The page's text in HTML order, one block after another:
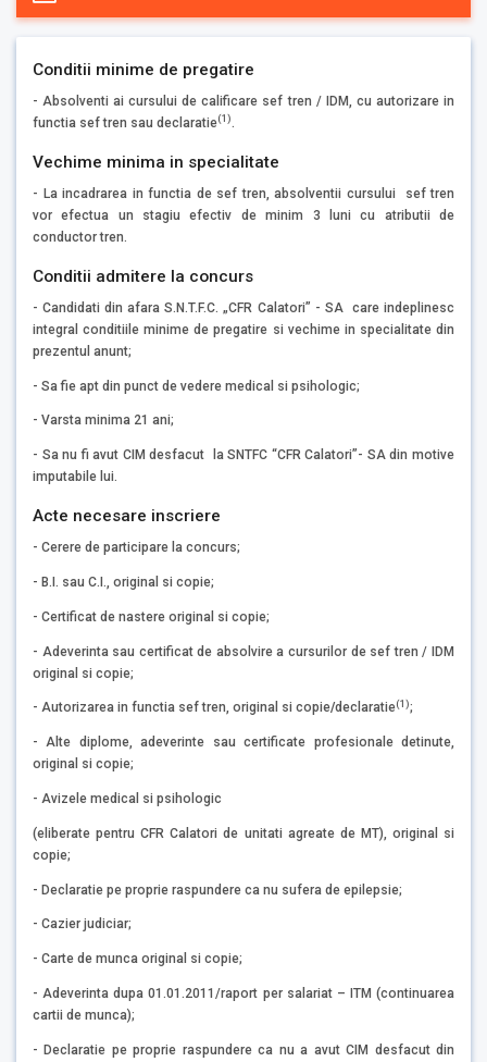
Conditii minime de pregatire
- Absolventi ai cursului de calificare sef tren / IDM, cu autorizare in
functia sef tren sau declaratie(1)
Vechime minima in specialitate
- La incadrarea in functia de sef tren, absolventii cursului sef tren
vor efectua un stagiu efectiv de minim 3 luni cu atributii de
conductor tren.
Conditii admitere la concurs
- Candidati din afara S.N.T.F.C. „CFR Calatori” - SA care indeplinesc
integral conditiile minime de pregatire si vechime in specialitate din
prezentul anunt;
- Sa fie apt din punct de vedere medical si psihologic;
- Varsta minima 21 ani;
- Sa nu fi avut CIM desfacut la SNTFC “CFR Calatori”- SA din motive
imputabile lui.
Acte necesare inscriere
- Cerere de participare la concurs;
- B.I. sau C.I., original si copie;
- Certificat de nastere original si copie;
- Adeverinta sau certificat de absolvire a cursurilor de sef tren / IDM
original si copie;
- Autorizarea in functia sef tren, original si copie/declaratie(1);
- Alte diplome, adeverinte sau certificate profesionale detinute,
original si copie;
- Avizele medical si psihologic
(eliberate pentru CFR Calatori de unitati agreate de MT), original si
copie;
- Declaratie pe proprie raspundere ca nu sufera de epilepsie;
- Cazier judiciar;
- Carte de munca original si copie;
- Adeverinta dupa 01.01.2011/raport per salariat – ITM (continuarea
cartii de munca);
- Declaratie pe proprie raspundere ca nu a avut CIM desfacut din